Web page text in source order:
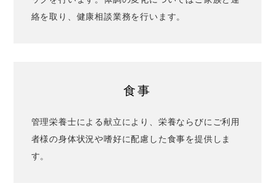
絡を取り、健康相談業務を行います。
食事
管理栄養士による献立により、栄養ならびにご利用
者様の身体状況や嗜好に配慮した食事を提供しま
す。